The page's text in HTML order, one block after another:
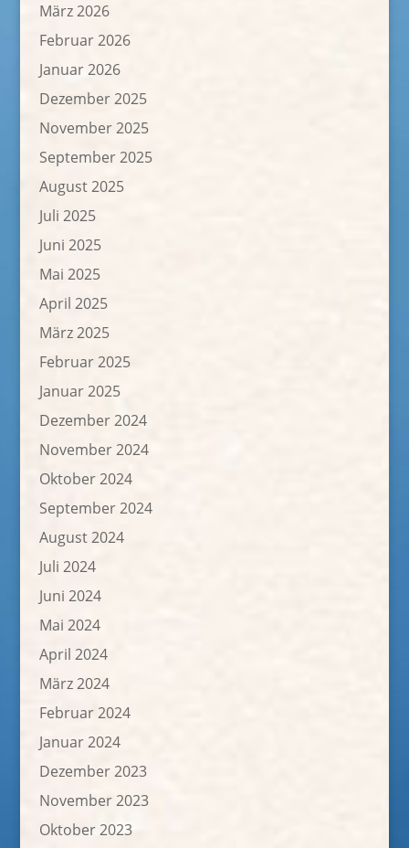
März 2026
Februar 2026
Januar 2026
Dezember 2025
November 2025
September 2025
August 2025
Juli 2025
Juni 2025
Mai 2025
April 2025
März 2025
Februar 2025
Januar 2025
Dezember 2024
November 2024
Oktober 2024
September 2024
August 2024
Juli 2024
Juni 2024
Mai 2024
April 2024
März 2024
Februar 2024
Januar 2024
Dezember 2023
November 2023
Oktober 2023